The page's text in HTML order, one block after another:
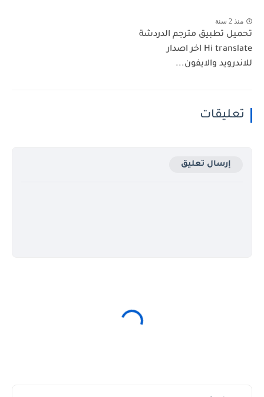
منذ 2 سنة
تحميل تطبيق مترجم الدردشة
Hi translate اخر اصدار
للاندرويد والايفون...
تعليقات
إرسال تعليق